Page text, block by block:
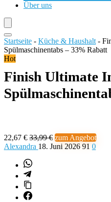
Über uns
Startseite - Küche & Haushalt -
Spülmaschinentabs – 33% Rabatt
Hot
Finish Ultimate
22,67 € 33,99 € zum Angebot
Alexandra 18. Juni 2026 91 0